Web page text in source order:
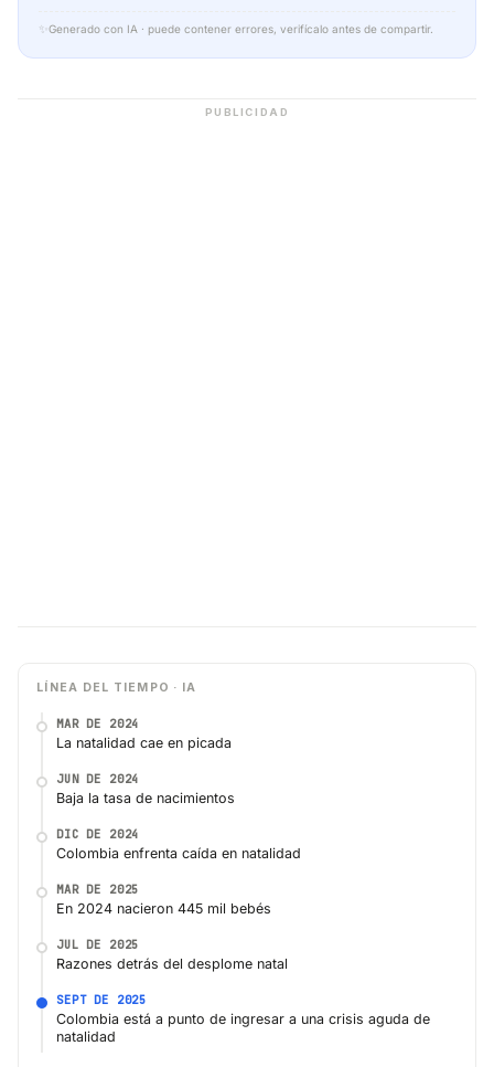
✨ Generado con IA · puede contener errores, verifícalo antes de compartir.
PUBLICIDAD
LÍNEA DEL TIEMPO · IA
MAR DE 2024
La natalidad cae en picada
JUN DE 2024
Baja la tasa de nacimientos
DIC DE 2024
Colombia enfrenta caída en natalidad
MAR DE 2025
En 2024 nacieron 445 mil bebés
JUL DE 2025
Razones detrás del desplome natal
SEPT DE 2025
Colombia está a punto de ingresar a una crisis aguda de
natalidad